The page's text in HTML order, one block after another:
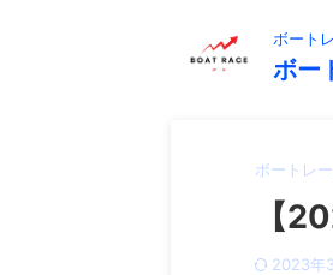
ボート
ボー
ボートレ
【
2023年